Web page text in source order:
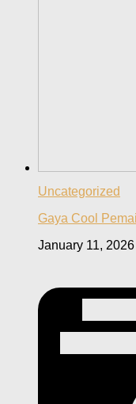
Uncategorized
Gaya Cool
January 11, 2026